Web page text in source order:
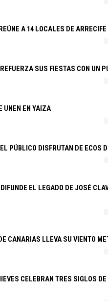
A 14 LOCALES DE ARRECIFE
SUS FIESTAS CON UN
UNEN EN YAIZA
PÚBLICO DISFRUTAN DE ECOS
EL LEGADO DE JOSÉ
CANARIAS LLEVA SU VIENTO
CELEBRAN TRES SIGLOS